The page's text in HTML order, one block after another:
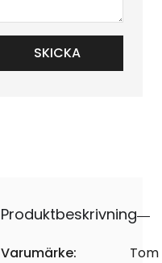
Produktbeskrivning
Varumärke: